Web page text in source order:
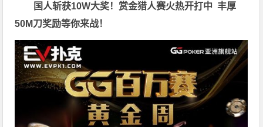
国人斩获10W大奖！ 赏金猎人赛火热开打中 丰厚
50M刀奖励等你来战！